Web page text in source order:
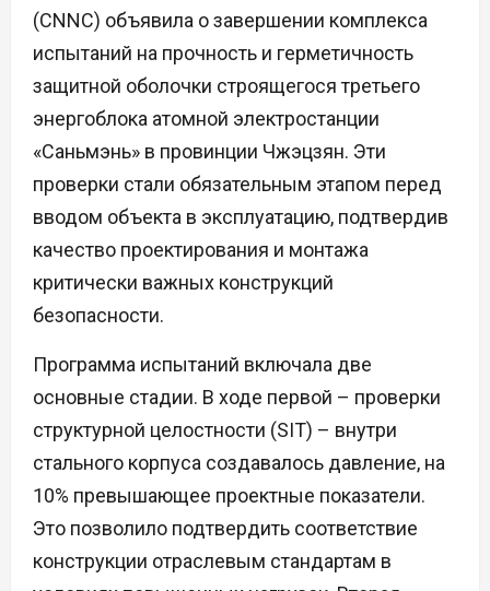
(CNNC) объявила о завершении комплекса
испытаний на прочность и герметичность
защитной оболочки строящегося третьего
энергоблока атомной электростанции
«Саньмэнь» в провинции Чжэцзян. Эти
проверки стали обязательным этапом перед
вводом объекта в эксплуатацию, подтвердив
качество проектирования и монтажа
критически важных конструкций
безопасности.
Программа испытаний включала две
основные стадии. В ходе первой – проверки
структурной целостности (SIT) – внутри
стального корпуса создавалось давление, на
10% превышающее проектные показатели.
Это позволило подтвердить соответствие
конструкции отраслевым стандартам в